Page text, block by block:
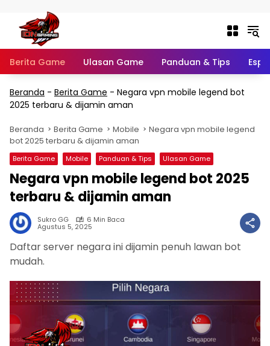
Berita Game Ulasan Game Panduan & Tips
Beranda - Berita Game - Negara vpn mobile legend bot
2025 terbaru & dijamin aman
Beranda Berita Game Mobile
Negara vpn mobile legend
bot 2025 terbaru & dijamin aman
Berita Game Mobile Panduan & Tips Ulasan Game
Negara vpn mobile legend bot 2025
terbaru & dijamin aman
Sukro GG 6 Min Baca
Agustus 5, 2025
Daftar server negara ini dijamin penuh lawan bot
mudah.